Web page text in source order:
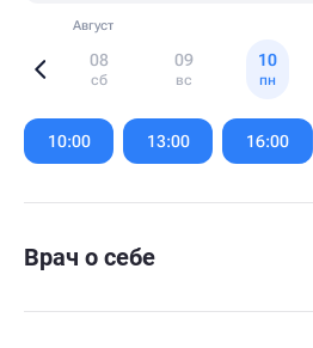
Август
08
сб
09
вс
10
пн
of
6
10:00 13:00 16:00
Врач о себе